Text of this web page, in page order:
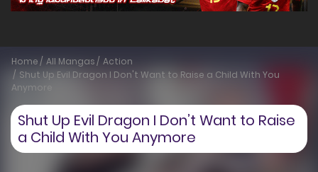
Home All Mangas
Action
Shut Up Evil Dragon I Don't Want to Raise a Child With You
Anymore
Shut Up Evil Dragon I Don’t Want to Raise
a Child With You Anymore